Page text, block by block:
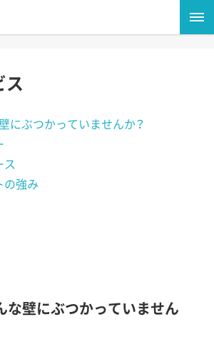
ス
にぶつかっていませんか？
ス
の強み
な壁にぶつかっていません